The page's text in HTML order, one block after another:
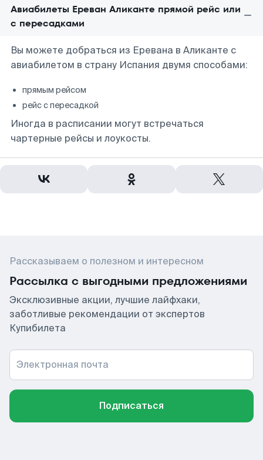
Авиабилеты Ереван Аликанте прямой рейс или
с пересадками
Вы можете добраться из Еревана в Аликанте с
авиабилетом в страну Испания двумя способами:
прямым рейсом
рейс с пересадкой
Иногда в расписании могут встречаться
чартерные рейсы и лоукосты.
Рассказываем о полезном и интересном
Рассылка с выгодными предложениями
Эксклюзивные акции, лучшие лайфхаки,
заботливые рекомендации от экспертов
Купибилета
Электронная почта
Подписаться